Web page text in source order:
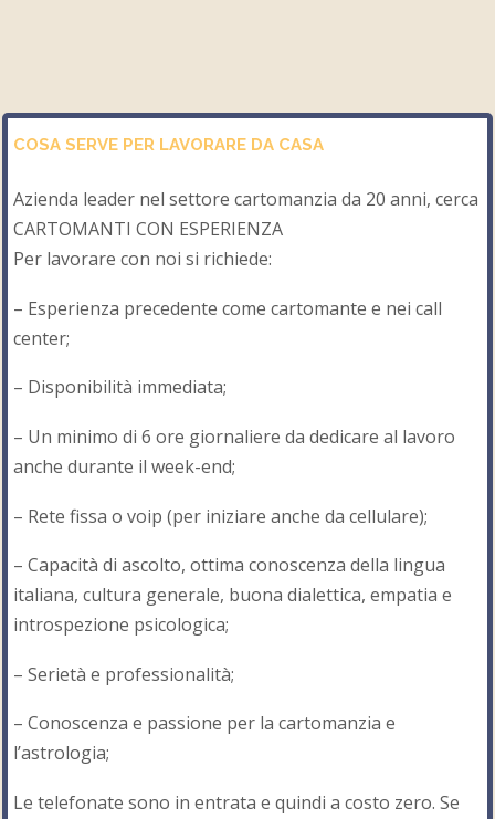
COSA SERVE PER LAVORARE DA CASA
Azienda leader nel settore cartomanzia da 20 anni, cerca
CARTOMANTI CON ESPERIENZA
Per lavorare con noi si richiede:
– Esperienza precedente come cartomante e nei call
center;
– Disponibilità immediata;
– Un minimo di 6 ore giornaliere da dedicare al lavoro
anche durante il week-end;
– Rete fissa o voip (per iniziare anche da cellulare);
– Capacità di ascolto, ottima conoscenza della lingua
italiana, cultura generale, buona dialettica, empatia e
introspezione psicologica;
– Serietà e professionalità;
– Conoscenza e passione per la cartomanzia e
l’astrologia;
Le telefonate sono in entrata e quindi a costo zero. Se